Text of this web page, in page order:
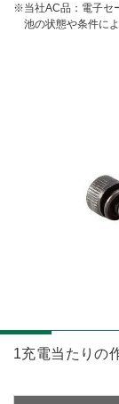
当社AC品：電子セ
池の状態や条件に
1充電当たりの